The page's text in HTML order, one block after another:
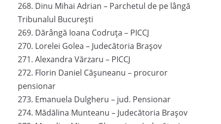
268. Dinu Mihai Adrian – Parchetul de pe lângă
Tribunalul București
269. Dărângă Ioana Codruța – PICCJ
270. Lorelei Golea – Judecătoria Brașov
271. Alexandra Vărzaru – PICCJ
272. Florin Daniel Cășuneanu – procuror
pensionar
273. Emanuela Dulgheru – jud. Pensionar
274. Mădălina Munteanu – Judecătoria Brașov